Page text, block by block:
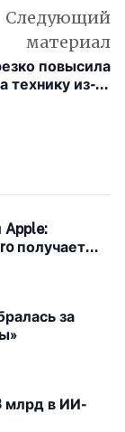
Следующий
материал
повысила
технику из-за
Apple:
получает
за
млрд в ИИ-